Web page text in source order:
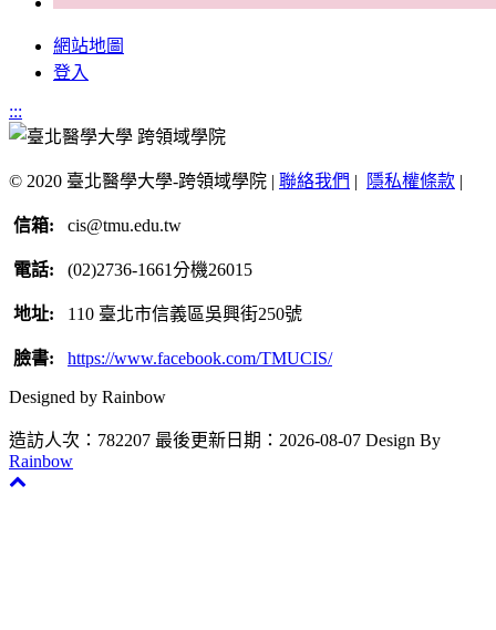
網站地圖
登入
:::
© 2020 臺北醫學大學-跨領域學院 | 聯絡我們 | 隱私權條款 |
信箱: cis@tmu.edu.tw
電話: (02)2736-1661分機26015
地址: 110 臺北市信義區吳興街250號
臉書: https://www.facebook.com/TMUCIS/
Designed by Rainbow
造訪人次：782207 最後更新日期：2026-08-07 Design By
Rainbow